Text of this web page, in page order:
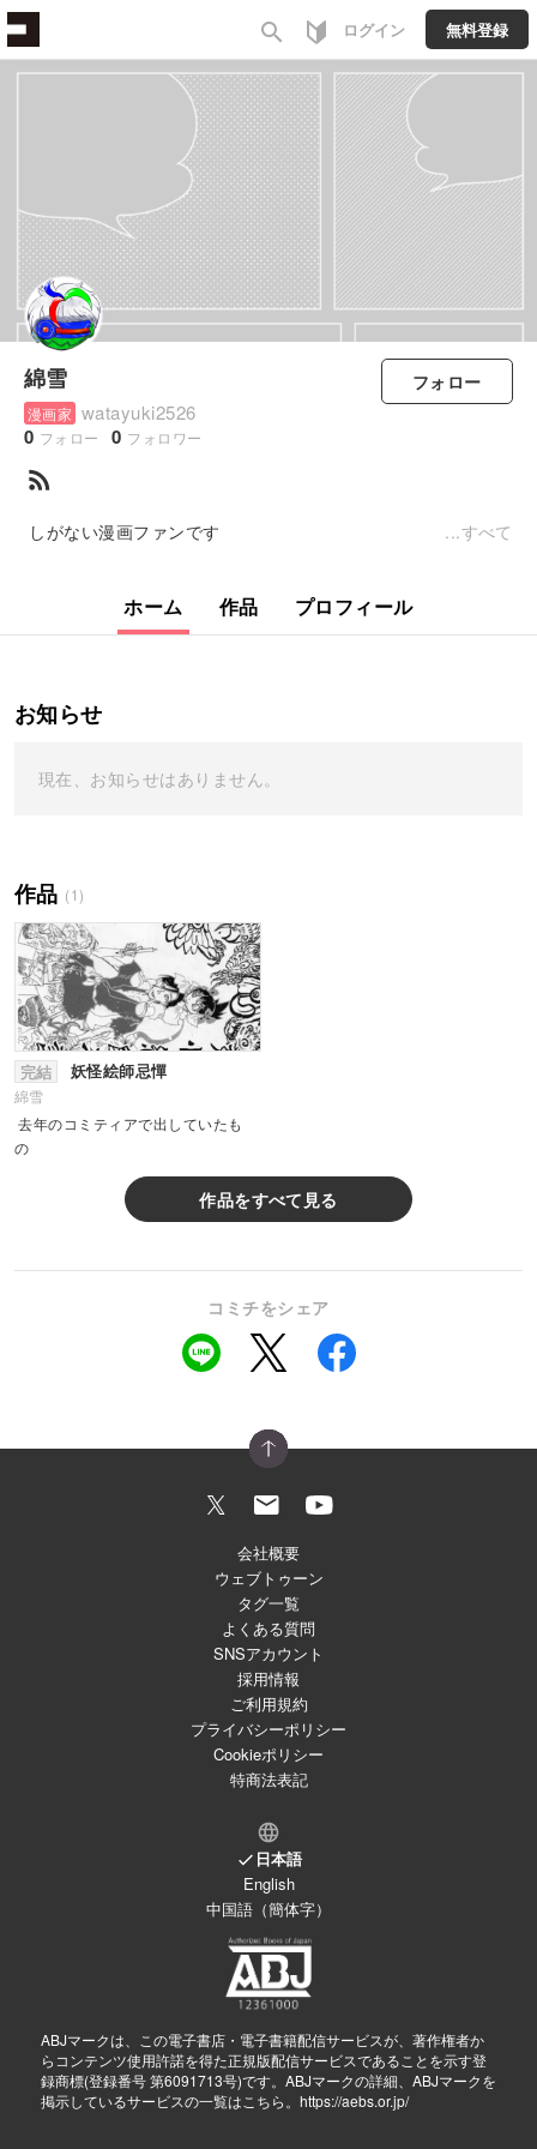
search ログイン 無料登録
綿雪
漫画家 watayuki2526
0 フォロー 0 フォロワー
フォロー
rss_feed
しがない漫画ファンです すべて
ホーム 作品 プロフィール
お知らせ
現在、お知らせはありません。
作品 (1)
完結 妖怪絵師忌憚
綿雪
去年のコミティアで出していたも
の
作品をすべて見る
コミチをシェア
会社概要
ウェブトゥーン
タグ一覧
よくある質問
SNSアカウント
採用情報
ご利用規約
プライバシーポリシー
Cookieポリシー
特商法表記
日本語
English
中国語（簡体字）
ABJマークは、この電子書店・電子書籍配信サービスが、著作権者か
らコンテンツ使用許諾を得た正規版配信サービスであることを示す登
録商標(登録番号 第6091713号)です。ABJマークの詳細、ABJマークを
掲示しているサービスの一覧はこちら。 https://aebs.or.jp/